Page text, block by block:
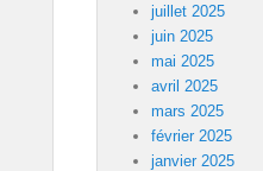
juillet 2025
juin 2025
mai 2025
avril 2025
mars 2025
février 2025
janvier 2025